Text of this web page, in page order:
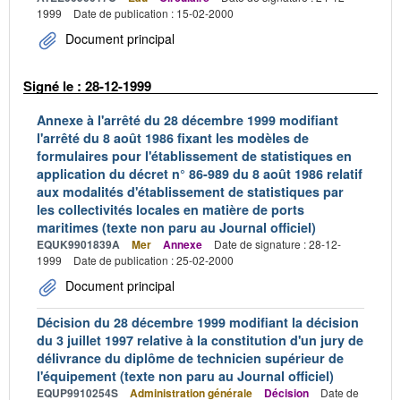
1999
Date de publication : 15-02-2000
Document principal
Signé le : 28-12-1999
Annexe à l'arrêté du 28 décembre 1999 modifiant
l'arrêté du 8 août 1986 fixant les modèles de
formulaires pour l'établissement de statistiques en
application du décret n° 86-989 du 8 août 1986 relatif
aux modalités d'établissement de statistiques par
les collectivités locales en matière de ports
maritimes (texte non paru au Journal officiel)
EQUK9901839A Mer Annexe
Date de signature : 28-12-
1999
Date de publication : 25-02-2000
Document principal
Décision du 28 décembre 1999 modifiant la décision
du 3 juillet 1997 relative à la constitution d'un jury de
délivrance du diplôme de technicien supérieur de
l'équipement (texte non paru au Journal officiel)
EQUP9910254S Administration générale Décision Date de